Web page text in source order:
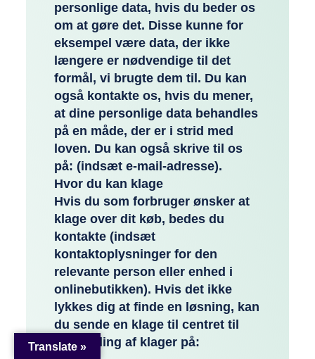
personlige data, hvis du beder os
om at gøre det. Disse kunne for
eksempel være data, der ikke
længere er nødvendige til det
formål, vi brugte dem til. Du kan
også kontakte os, hvis du mener,
at dine personlige data behandles
på en måde, der er i strid med
loven. Du kan også skrive til os
på: (indsæt e-mail-adresse).
Hvor du kan klage
Hvis du som forbruger ønsker at
klage over dit køb, bedes du
kontakte (indsæt
kontaktoplysninger for den
relevante person eller enhed i
onlinebutikken). Hvis det ikke
lykkes dig at finde en løsning, kan
du sende en klage til centret til
behandling af klager på:
Translate »